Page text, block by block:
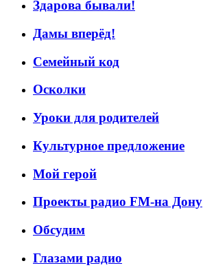
Здарова бывали!
Дамы вперёд!
Семейный код
Осколки
Уроки для родителей
Культурное предложение
Мой герой
Проекты радио FM-на Дону
Обсудим
Глазами радио